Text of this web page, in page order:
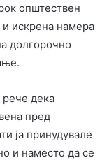
општествен
и искрена намера
долгорочно
рече дека
пред
ја принудувале
и наместо да се